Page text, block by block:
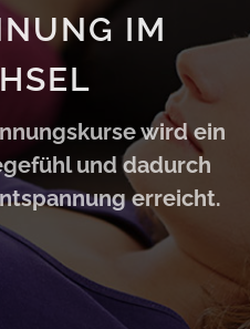
IM
wird ein
und dadurch
erreicht.